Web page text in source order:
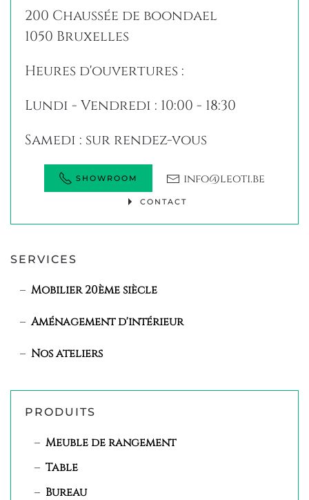
200 Chaussée de boondael
1050 Bruxelles
Heures d'ouvertures :
Lundi - Vendredi : 10:00 - 18:30
Samedi : sur rendez-vous
SHOWROOM info@leoti.be
CONTACT
SERVICES
Mobilier 20ème siècle
Aménagement d'intérieur
Nos ateliers
PRODUITS
Meuble de rangement
Table
Bureau